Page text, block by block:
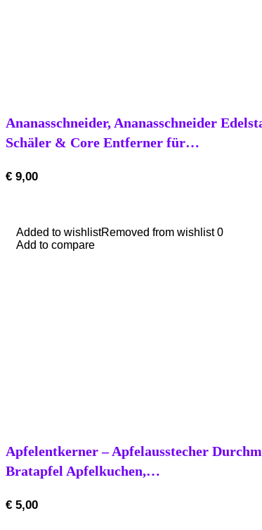
Ananasschneider, Ananasschneider
Schäler & Core Entferner für…
€ 9,00
Added to wishlistRemoved from wishlist 0
Add to compare
Apfelentkerner – Apfelausstecher
Bratapfel Apfelkuchen,…
Added to wishlistRemoved from wishlist 0
Add to compare
€ 5,00